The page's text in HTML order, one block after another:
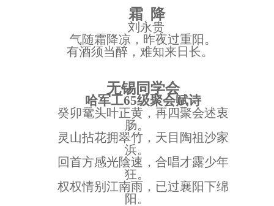
霜 降
刘永贵
气随霜降凉，昨夜过重阳。
有酒须当醉，难知来日长。
无锡同学会
哈军工65级聚会赋诗
癸卯鼋头叶正黄，再四聚会述衷
肠。
灵山拈花拥翠竹，天目陶祖沙家
浜。
回首方感光陰速，合唱才露少年
狂。
权权情别江南雨，已过襄阳下绵
阳。